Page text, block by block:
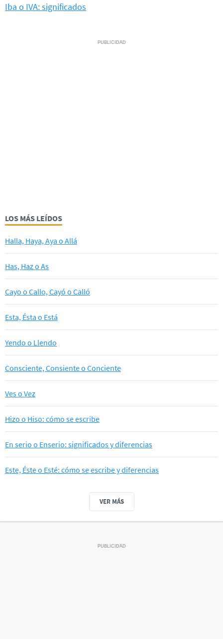
Iba o IVA: significados
LOS MÁS LEÍDOS
Halla, Haya, Aya o Allá
Has, Haz o As
Cayo o Callo, Cayó o Calló
Esta, Ésta o Está
Yendo o Llendo
Consciente, Consiente o Conciente
Ves o Vez
Hizo o Hiso: cómo se escribe
En serio o Enserio: significados y diferencias
Este, Éste o Esté: cómo se escribe y diferencias
VER MÁS